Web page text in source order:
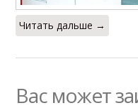
Читать дальше →
Вас может